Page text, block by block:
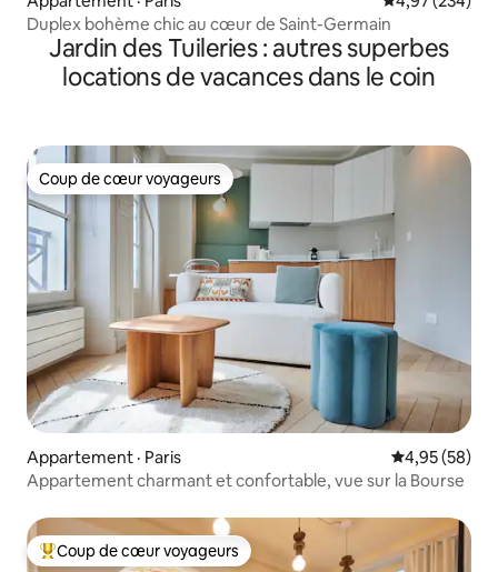
Duplex bohème chic au cœur de Saint-Germain
Jardin des Tuileries : autres superbes
locations de vacances dans le coin
Coup de cœur voyageurs
Coup de cœur voyageurs
Appartement · Paris Note
4,95 (58)
Appartement charmant et confortable, vue sur la Bourse
Coup de cœur voyageurs parmi les plus aimés
Coup de cœur voyageurs